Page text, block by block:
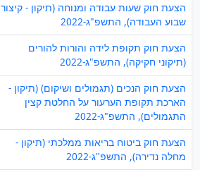
הצעת חוק שעות עבודה ומנוחה (תיקון - קיצור
שבוע העבודה), התשפ"ג-2022
הצעת חוק תקופת לידה והורות להורים
(תיקוני חקיקה), התשפ"ג-2022
הצעת חוק הנכים (תגמולים ושיקום) (תיקון -
הארכת תקופת הערעור על החלטת קצין
התגמולים), התשפ"ג-2022
הצעת חוק ביטוח בריאות ממלכתי (תיקון -
מחלה נדירה), התשפ"ג-2022